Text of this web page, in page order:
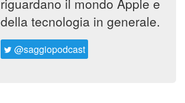
riguardano il mondo Apple e
della tecnologia in generale.
@saggiopodcast